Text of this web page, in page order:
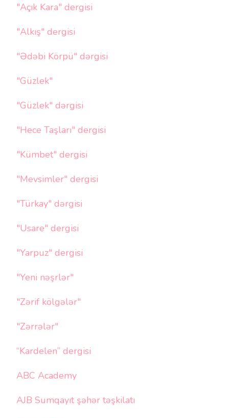
"Açık Kara" dergisi
"Alkış" dergisi
"Ədəbi Körpü" dərgisi
"Güzlek"
"Güzlek" dərgisi
"Hece Taşları" dergisi
"Kümbet" dergisi
"Mevsimler" dergisi
"Türkay" dərgisi
"Usare" dergisi
"Yarpuz" dergisi
"Yeni nəşrlər"
"Zərif kölgələr"
"Zərrələr"
“Kardelen” dergisi
ABC Academy
AJB Sumqayıt şəhər təşkilatı